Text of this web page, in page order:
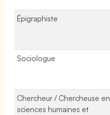
Épigraphiste
Sociologue
Chercheur / Chercheuse en
sciences humaines et